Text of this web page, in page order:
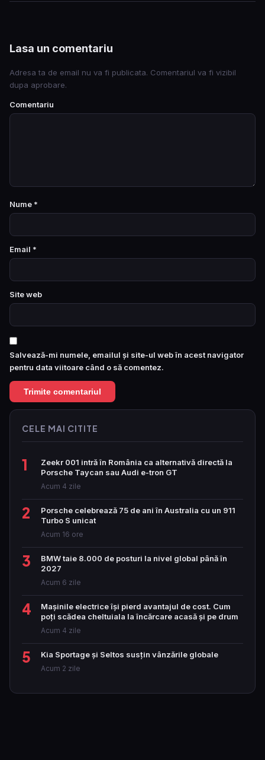
Lasa un comentariu
Adresa ta de email nu va fi publicata. Comentariul va fi vizibil
dupa aprobare.
Comentariu
Nume *
Email *
Site web
Salvează-mi numele, emailul și site-ul web în acest navigator
pentru data viitoare când o să comentez.
CELE MAI CITITE
1
Zeekr 001 intră în România ca alternativă directă la
Porsche Taycan sau Audi e-tron GT
Acum 4 zile
2
Porsche celebrează 75 de ani în Australia cu un 911
Turbo S unicat
Acum 16 ore
3
BMW taie 8.000 de posturi la nivel global până în
2027
Acum 6 zile
4
Mașinile electrice își pierd avantajul de cost. Cum
poți scădea cheltuiala la încărcare acasă și pe drum
Acum 4 zile
5 Kia Sportage și Seltos susțin vânzările globale
Acum 2 zile